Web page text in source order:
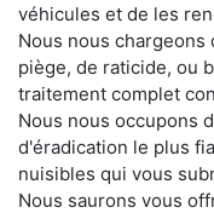
véhicules et de les
Nous nous
piège, de raticide, ou
traitement complet
Nous nous occupons
d'éradication le plus
nuisibles qui vous
Nous saurons vous